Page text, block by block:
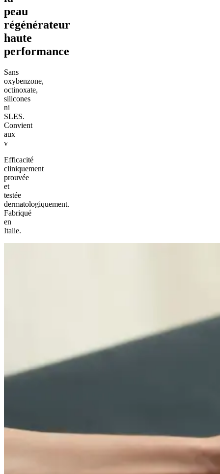
peau
régénérateur
haute
performance
Sans
oxybenzone,
octinoxate,
silicones
ni
SLES.
Convient
aux
v
Efficacité
cliniquement
prouvée
et
testée
dermatologiquement.
Fabriqué
en
Italie.